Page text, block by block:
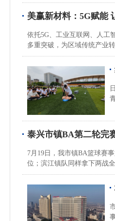
美赢新材料：5G赋能
依托5G、工业互联网、人工
多重突破，为区域传统产业
泰兴市镇BA第二轮完
7月19日，我市镇BA篮球赛
位；滨江镇队同样拿下两战